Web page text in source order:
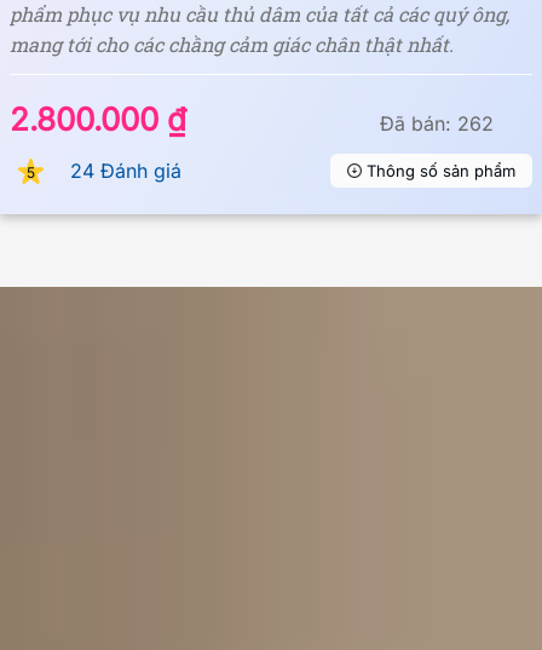
2.800.000 ₫ Đã bán: 262
5 24 Đánh giá Thông số sản phẩm
phẩm phục vụ nhu cầu thủ dâm của tất cả các quý ông,
mang tới cho các chầng cảm giác chân thật nhất.